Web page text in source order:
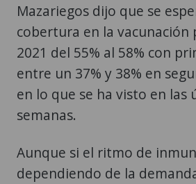
Mazariegos dijo que se
cobertura en la vacunación
2021 del 55% al 58% con
entre un 37% y 38% en
en lo que se ha visto en las
semanas.
Aunque si el ritmo de
dependiendo de la